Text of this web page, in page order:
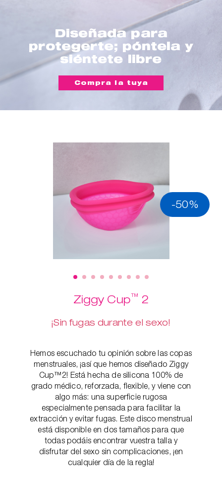
Diseñada para
protegerte; póntela y
siéntete libre
Compra la tuya
-50%
Ziggy Cup™ 2
¡Sin fugas durante el sexo!
Hemos escuchado tu opinión sobre las copas
menstruales, ¡así que hemos diseñado Ziggy
Cup™2! Está hecha de silicona 100% de
grado médico, reforzada, flexible, y viene con
algo más: una superficie rugosa
especialmente pensada para facilitar la
extracción y evitar fugas. Este disco menstrual
está disponible en dos tamaños para que
todas podáis encontrar vuestra talla y
disfrutar del sexo sin complicaciones, ¡en
cualquier día de la regla!